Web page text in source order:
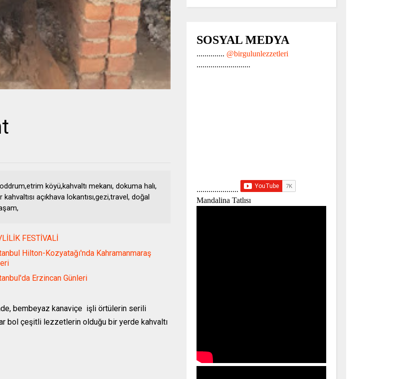
köyü,kahvaltı mekanı, dokuma halı,
kahvaltısı açıkhava lokantısı,gezi,travel, doğal
FESTİVALİ
Hilton-Kozyatağı'nda Kahramanmaraş
Erzincan Günleri
bembeyaz kanaviçe işli örtülerin serili
bol çeşitli lezzetlerin olduğu bir yerde kahvaltı
SOSYAL MEDYA
.............. @birgulunlezzetleri
...........................
.....................
Mandalina Tatlısı